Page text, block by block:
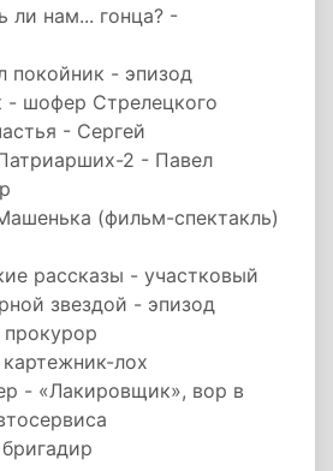
ли нам... гонца? -
покойник - эпизод
- шофер Стрелецкого
- Сергей
2 - Павел
(фильм-спектакль)
рассказы - участковый
звездой - эпизод
лох
- «Лакировщик», вор в